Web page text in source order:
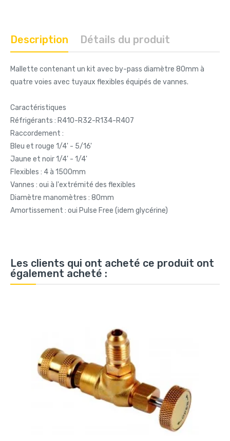
Description Détails du produit
Mallette contenant un kit avec by-pass diamètre 80mm à
quatre voies avec tuyaux flexibles équipés de vannes.
Caractéristiques
Réfrigérants : R410-R32-R134-R407
Raccordement :
Bleu et rouge 1/4' - 5/16'
Jaune et noir 1/4' - 1/4'
Flexibles : 4 à 1500mm
Vannes : oui à l'extrémité des flexibles
Diamètre manomètres : 80mm
Amortissement : oui Pulse Free (idem glycérine)
Les clients qui ont acheté ce produit ont
également acheté :